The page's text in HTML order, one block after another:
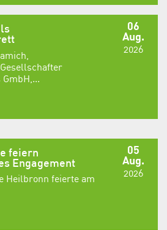
06
Aug.
2026
05
Aug.
2026
feiern
Engagement
Heilbronn feierte am